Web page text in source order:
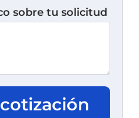
sobre tu solicitud